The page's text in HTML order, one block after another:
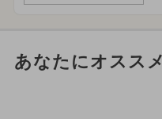
あなたにオスス